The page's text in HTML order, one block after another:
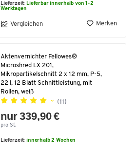
Lieferzeit: Lieferbar innerhalb von 1-2
Werktagen
Vergleichen Merken
Aktenvernichter Fellowes®
Microshred LX 201,
Mikropartikelschnitt 2 x 12 mm, P-5,
22 l, 12 Blatt Schnittleistung, mit
Rollen, weiß
(11)
nur 339,90 €
pro St.
Lieferzeit:innerhalb 2 Wochen